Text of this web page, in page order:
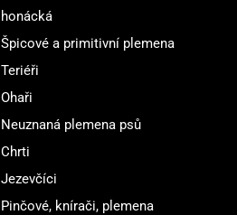
honácká
Špicové a primitivní plemena
Teriéři
Ohaři
Neuznaná plemena psů
Chrti
Jezevčíci
Pinčové, knírači, plemena